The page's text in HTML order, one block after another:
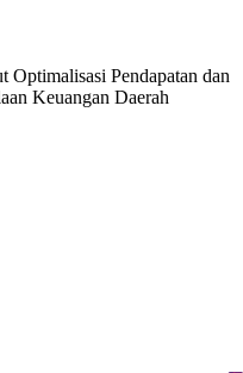
Optimalisasi Pendapatan dan
Keuangan Daerah